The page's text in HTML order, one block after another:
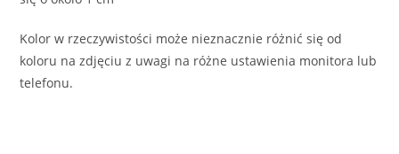
Kolor w rzeczywistości może nieznacznie różnić się od
koloru na zdjęciu z uwagi na różne ustawienia monitora lub
telefonu.